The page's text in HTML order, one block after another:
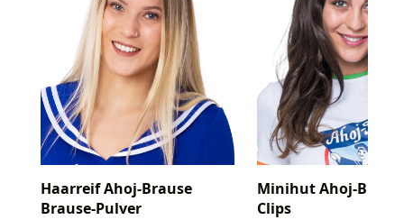
Haarreif Ahoj-Brause
Brause-Pulver
Minihut Ahoj-
Clips